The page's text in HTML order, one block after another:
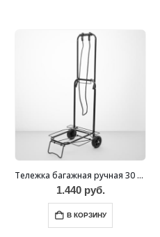
Тележка багажная ручная 30 кг DT-02
1.440руб.
В КОРЗИНУ